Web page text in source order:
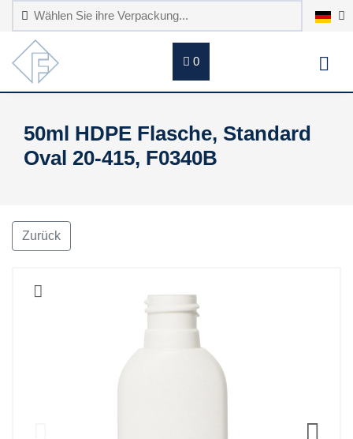
0
50ml HDPE Flasche, Standard
Oval 20-415, F0340B
Zurück